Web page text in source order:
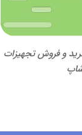
خرید و فروش تجهیزات